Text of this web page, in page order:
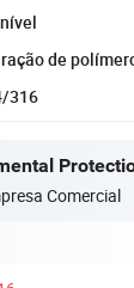
de
316
Comercial